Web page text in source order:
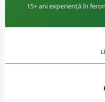
15+ ani experiență în